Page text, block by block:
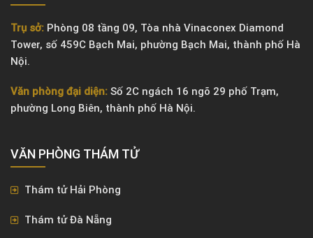
Trụ sở: Phòng 08 tầng 09, Tòa nhà Vinaconex Diamond
Tower, số 459C Bạch Mai, phường Bạch Mai, thành phố Hà
Nội.
Văn phòng đại diện: Số 2C ngách 16 ngõ 29 phố Trạm,
phường Long Biên, thành phố Hà Nội.
VĂN PHÒNG ​THÁM TỬ
Thám tử Hải Phòng
Thám tử Đà Nẵng